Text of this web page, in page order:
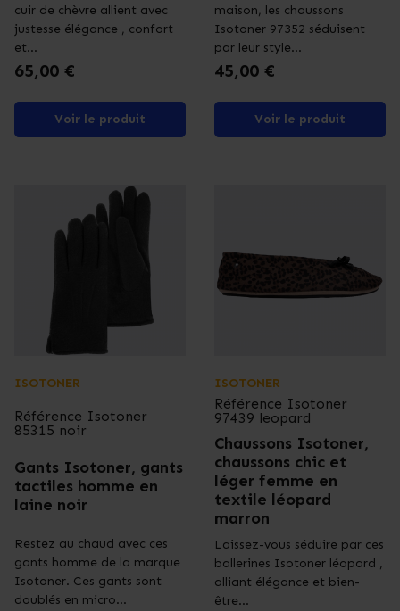
cuir de chèvre allient avec
justesse élégance , confort
et...
Prix
65,00 €
Voir le produit
maison, les chaussons
Isotoner 97352 séduisent
par leur style...
Prix
45,00 €
Voir le produit
ISOTONER
Référence Isotoner
85315 noir
Gants Isotoner, gants
tactiles homme en
laine noir
Restez au chaud avec ces
gants homme de la marque
Isotoner. Ces gants sont
doublés en micro...
ISOTONER
Référence Isotoner
97439 leopard
Chaussons Isotoner,
chaussons chic et
léger femme en
textile léopard
marron
Laissez-vous séduire par ces
ballerines Isotoner léopard ,
alliant élégance et bien-
être...